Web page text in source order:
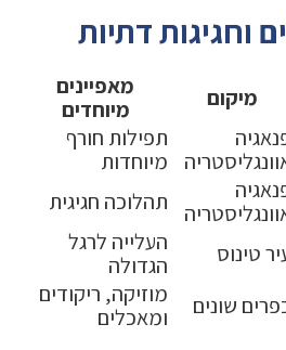
וחגיגות דתיות
מיקום
מאפיינים
מיוחדים
תפילות חורף
מיוחדות
תהלוכה חגיגית
טינוס
העלייה לרגל
הגדולה
שונים
מוזיקה, ריקודים
ומאכלים